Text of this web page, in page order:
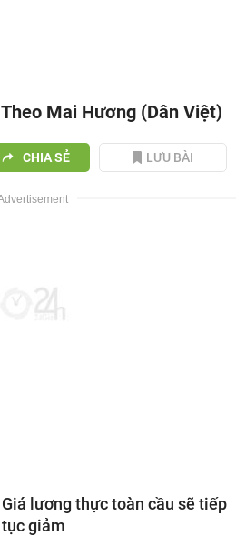
Theo Mai Hương (Dân Việt)
CHIA SẺ LƯU BÀI
Giá lương thực toàn cầu sẽ tiếp
tục giảm